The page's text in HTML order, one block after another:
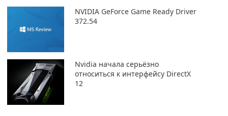
NVIDIA GeForce Game Ready Driver
372.54
Nvidia начала серьёзно
относиться к интерфейсу DirectX
12